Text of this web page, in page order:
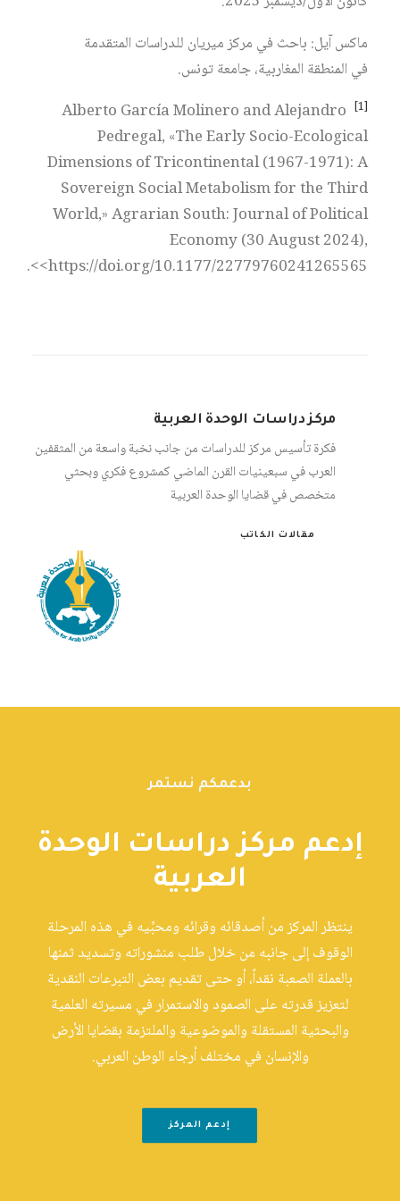
ماكس آيل: باحث في مركز ميريان للدراسات المتقدمة
في المنطقة المغاربية، جامعة تونس.
[1]
Alberto García Molinero and Alejandro
Pedregal, «The Early Socio-Ecological
Dimensions of Tricontinental (1967-1971): A
Sovereign Social Metabolism for the Third
World,» Agrarian South: Journal of Political
Economy (30 August 2024),
<https://doi.org/10.1177/22779760241265565>.
مركز دراسات الوحدة العربية
فكرة تأسيس مركز للدراسات من جانب نخبة واسعة من المثقفين
العرب في سبعينيات القرن الماضي كمشروع فكري وبحثي
متخصص في قضايا الوحدة العربية
مقالات الكاتب
بدعمكم نستمر
إدعم مركز دراسات الوحدة
العربية
ينتظر المركز من أصدقائه وقرائه ومحبِّيه في هذه المرحلة
الوقوف إلى جانبه من خلال طلب منشوراته وتسديد ثمنها
بالعملة الصعبة نقداً، أو حتى تقديم بعض التبرعات النقدية
لتعزيز قدرته على الصمود والاستمرار في مسيرته العلمية
والبحثية المستقلة والموضوعية والملتزمة بقضايا الأرض
والإنسان في مختلف أرجاء الوطن العربي.
إدعم المركز